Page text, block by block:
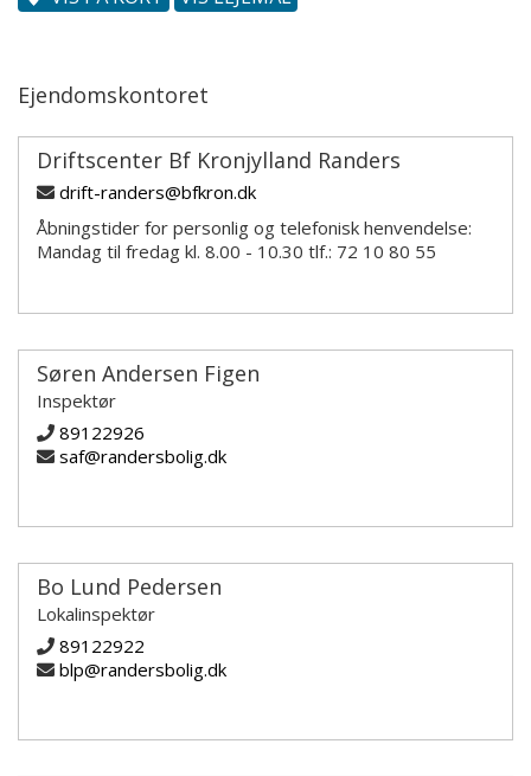
Ejendomskontoret
Driftscenter Bf Kronjylland Randers
drift-randers@bfkron.dk
Åbningstider for personlig og telefonisk henvendelse:
Mandag til fredag kl. 8.00 - 10.30 tlf.: 72 10 80 55
Søren Andersen Figen
Inspektør
89122926
saf@randersbolig.dk
Bo Lund Pedersen
Lokalinspektør
89122922
blp@randersbolig.dk